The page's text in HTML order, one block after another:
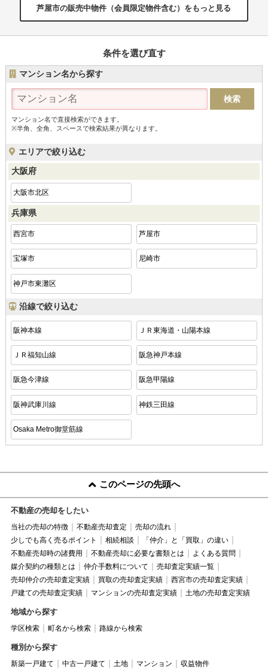
芦屋市の販売中物件（会員限定物件含む）をもっと見る
条件を選び直す
マンション名から探す
マンション名で直接検索ができます。
※半角、全角、スペースで検索結果が異なります。
エリアで絞り込む
大阪府
大阪市北区
兵庫県
西宮市 芦屋市
宝塚市 尼崎市
神戸市東灘区
沿線で絞り込む
阪神本線 ＪＲ東海道・山陽本線
ＪＲ福知山線 阪急神戸本線
阪急今津線 阪急甲陽線
阪神武庫川線 神鉄三田線
Osaka Metro御堂筋線
このページの先頭へ
不動産の売却をしたい
当社の売却の特徴 不動産売却査定
売却の流れ
少しでも高く売るポイント
相続相談
「仲介」と「買取」の違い
不動産売却時の諸費用
不動産売却に必要な書類とは
よくある質問
媒介契約の種類とは
仲介手数料について
売却査定実績一覧
売却仲介の売却査定実績
買取の売却査定実績
西宮市の売却査定実績
戸建ての売却査定実績
マンションの売却査定実績 土地の売却査定実績
地域から探す
学区検索 町名から検索 路線から検索
種別から探す
新築一戸建て 中古一戸建て 土地 マンション 収益物件